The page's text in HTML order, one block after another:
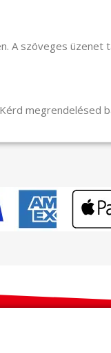
A szöveges üzenet
megrendelésed